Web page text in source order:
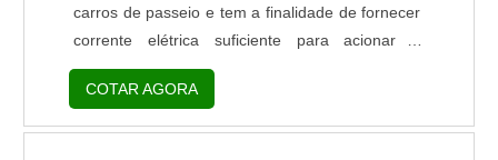
carros de passeio e tem a finalidade de fornecer
corrente elétrica suficiente para acionar e
viabilizar o funcionamento de equipamentos
diversos, tais como rádio, sistema de iluminação
e ignição do veículo.Cuidados importantes com o
COTAR AGORA